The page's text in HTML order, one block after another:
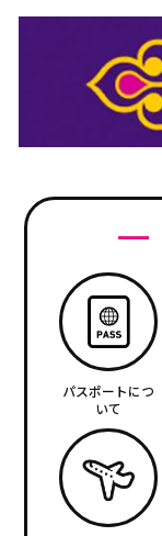
パスポートにつ
いて